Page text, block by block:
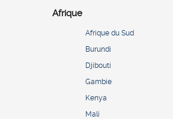
Afrique
Afrique du Sud
Burundi
Djibouti
Gambie
Kenya
Mali